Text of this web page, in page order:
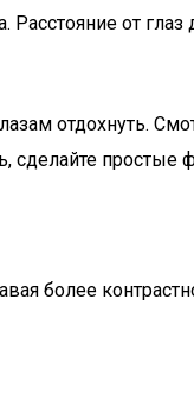
от
отдохнуть.
сделайте простые
более